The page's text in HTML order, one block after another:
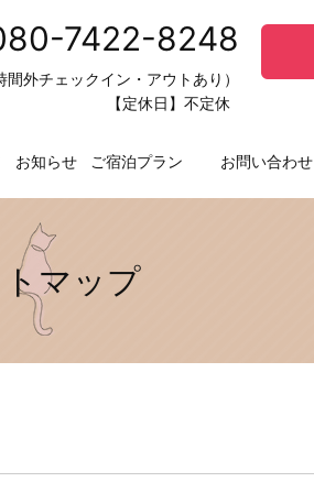
7422-8248
外チェックイン・アウトあり）
【定休日】不定休
お知らせ ご宿泊プラン お問い合わせ
マップ